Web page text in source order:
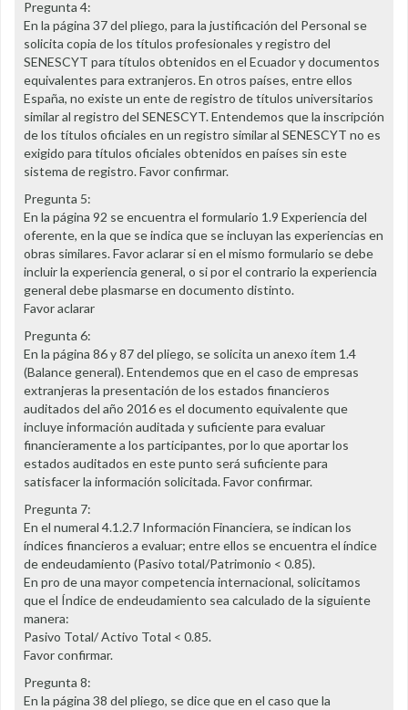
Pregunta 4:
En la página 37 del pliego, para la justificación del Personal se
solicita copia de los títulos profesionales y registro del
SENESCYT para títulos obtenidos en el Ecuador y documentos
equivalentes para extranjeros. En otros países, entre ellos
España, no existe un ente de registro de títulos universitarios
similar al registro del SENESCYT. Entendemos que la inscripción
de los títulos oficiales en un registro similar al SENESCYT no es
exigido para títulos oficiales obtenidos en países sin este
sistema de registro. Favor confirmar.
Pregunta 5:
En la página 92 se encuentra el formulario 1.9 Experiencia del
oferente, en la que se indica que se incluyan las experiencias en
obras similares. Favor aclarar si en el mismo formulario se debe
incluir la experiencia general, o si por el contrario la experiencia
general debe plasmarse en documento distinto.
Favor aclarar
Pregunta 6:
En la página 86 y 87 del pliego, se solicita un anexo ítem 1.4
(Balance general). Entendemos que en el caso de empresas
extranjeras la presentación de los estados financieros
auditados del año 2016 es el documento equivalente que
incluye información auditada y suficiente para evaluar
financieramente a los participantes, por lo que aportar los
estados auditados en este punto será suficiente para
satisfacer la información solicitada. Favor confirmar.
Pregunta 7:
En el numeral 4.1.2.7 Información Financiera, se indican los
índices financieros a evaluar; entre ellos se encuentra el índice
de endeudamiento (Pasivo total/Patrimonio < 0.85).
En pro de una mayor competencia internacional, solicitamos
que el Índice de endeudamiento sea calculado de la siguiente
manera:
Pasivo Total/ Activo Total < 0.85.
Favor confirmar.
Pregunta 8:
En la página 38 del pliego, se dice que en el caso que la